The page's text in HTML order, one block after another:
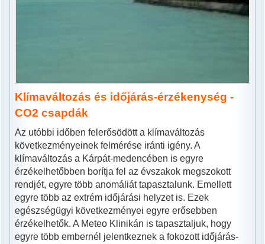
Klímaváltozás és időjárás-érzékenység -
CO2 csapdák
Az utóbbi időben felerősödött a klímaváltozás
következményeinek felmérése iránti igény. A
klímaváltozás a Kárpát-medencében is egyre
érzékelhetőbben borítja fel az évszakok megszokott
rendjét, egyre több anomáliát tapasztalunk. Emellett
egyre több az extrém időjárási helyzet is. Ezek
egészségügyi következményei egyre erősebben
érzékelhetők. A Meteo Klinikán is tapasztaljuk, hogy
egyre több embernél jelentkeznek a fokozott időjárás-